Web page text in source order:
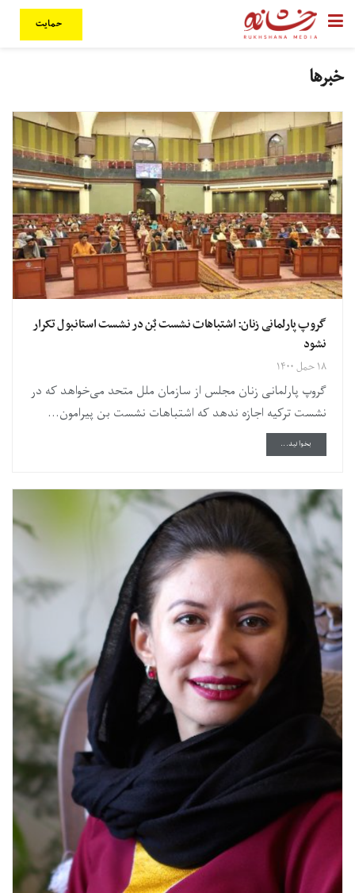
حمایت
خبرها
گروپ پارلمانی زنان: اشتباهات نشست بٌن در نشست استانبول تکرار
نشود
۱۸ حمل ۱۴۰۰
گروپ پارلمانی زنان مجلس از سازمان ملل متحد می‌خواهد که در
نشست ترکیه اجازه ندهد که اشتباهات نشست بن پیرامون...
بخوانید...